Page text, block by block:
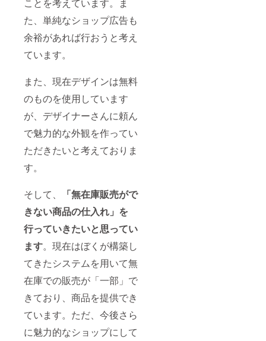
た、単純なショップ広告も
余裕があれば行おうと考え
ています。
また、現在デザインは無料
のものを使用しています
が、デザイナーさんに頼ん
で魅力的な外観を作ってい
ただきたいと考えておりま
す。
そして、
「無在庫販売がで
きない商品の仕入れ」を
行っていきたいと思ってい
ます。現在はぼくが構築し
てきたシステムを用いて無
在庫での販売が「一部」で
きており、商品を提供でき
ています。ただ、今後さら
に魅力的なショップにして